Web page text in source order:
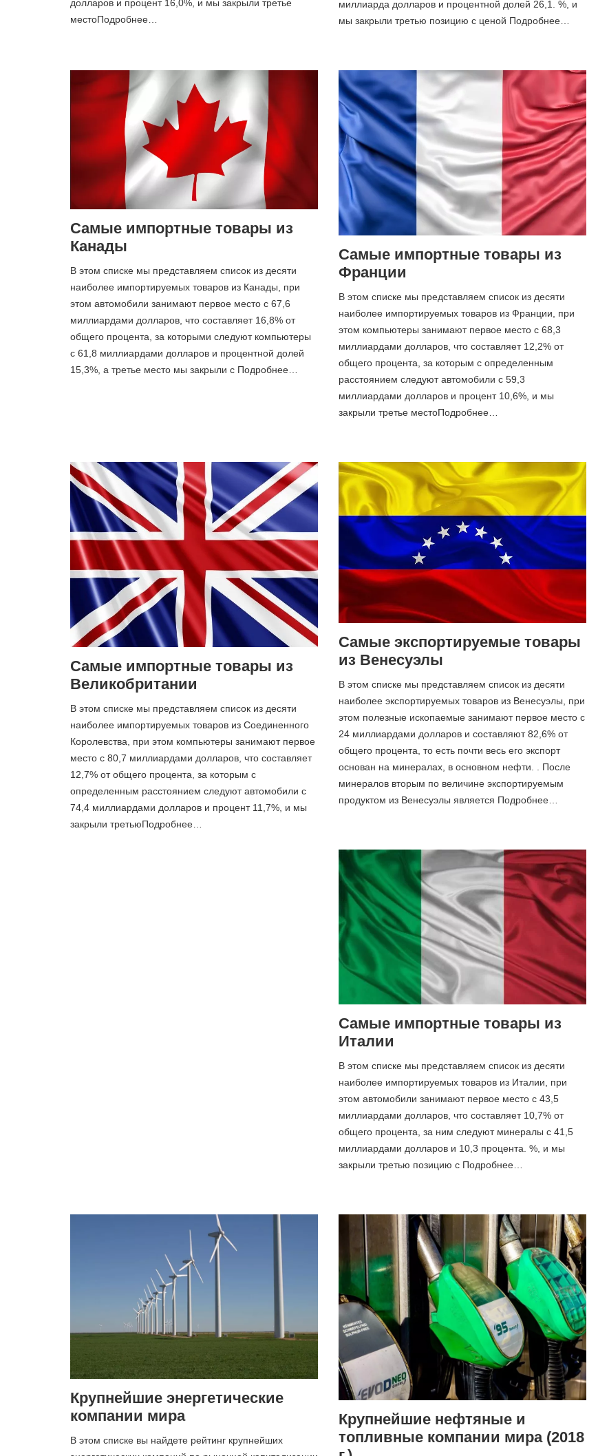
долларов и процент 16,0%, и мы закрыли третье
местоПодробнее…
миллиарда долларов и процентной долей 26,1. %, и
мы закрыли третью позицию с ценой Подробнее…
Самые импортные товары из
Канады
В этом списке мы представляем список из десяти
наиболее импортируемых товаров из Канады, при
этом автомобили занимают первое место с 67,6
миллиардами долларов, что составляет 16,8% от
общего процента, за которыми следуют компьютеры
с 61,8 миллиардами долларов и процентной долей
15,3%, а третье место мы закрыли с Подробнее…
Самые импортные товары из
Франции
В этом списке мы представляем список из десяти
наиболее импортируемых товаров из Франции, при
этом компьютеры занимают первое место с 68,3
миллиардами долларов, что составляет 12,2% от
общего процента, за которым с определенным
расстоянием следуют автомобили с 59,3
миллиардами долларов и процент 10,6%, и мы
закрыли третье местоПодробнее…
Самые импортные товары из
Великобритании
В этом списке мы представляем список из десяти
наиболее импортируемых товаров из Соединенного
Королевства, при этом компьютеры занимают первое
место с 80,7 миллиардами долларов, что составляет
12,7% от общего процента, за которым с
определенным расстоянием следуют автомобили с
74,4 миллиардами долларов и процент 11,7%, и мы
закрыли третьюПодробнее…
Самые экспортируемые товары
из Венесуэлы
В этом списке мы представляем список из десяти
наиболее экспортируемых товаров из Венесуэлы, при
этом полезные ископаемые занимают первое место с
24 миллиардами долларов и составляют 82,6% от
общего процента, то есть почти весь его экспорт
основан на минералах, в основном нефти. . После
минералов вторым по величине экспортируемым
продуктом из Венесуэлы является Подробнее…
Самые импортные товары из
Италии
В этом списке мы представляем список из десяти
наиболее импортируемых товаров из Италии, при
этом автомобили занимают первое место с 43,5
миллиардами долларов, что составляет 10,7% от
общего процента, за ним следуют минералы с 41,5
миллиардами долларов и 10,3 процента. %, и мы
закрыли третью позицию с Подробнее…
Крупнейшие энергетические
компании мира
В этом списке вы найдете рейтинг крупнейших
Крупнейшие нефтяные и
топливные компании мира (2018